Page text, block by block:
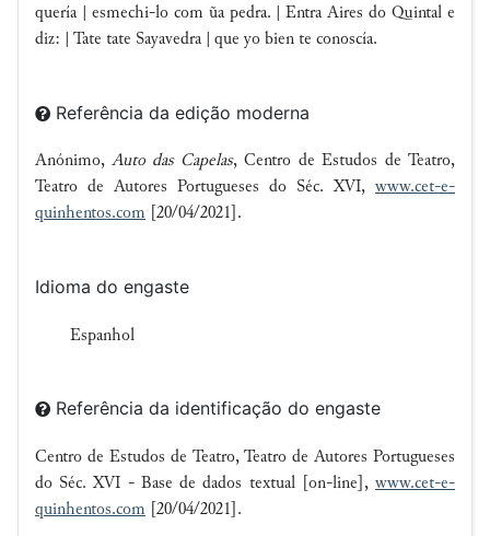
quería | esmechi-lo com ũa pedra. | Entra Aires do Quintal e
diz: | Tate tate Sayavedra | que yo bien te conoscía.
Referência da edição moderna
Anónimo, Auto das Capelas, Centro de Estudos de Teatro,
Teatro de Autores Portugueses do Séc. XVI, www.cet-e-
quinhentos.com [20/04/2021].
Idioma do engaste
Espanhol
Referência da identificação do engaste
Centro de Estudos de Teatro, Teatro de Autores Portugueses
do Séc. XVI - Base de dados textual [on-line], www.cet-e-
quinhentos.com [20/04/2021].